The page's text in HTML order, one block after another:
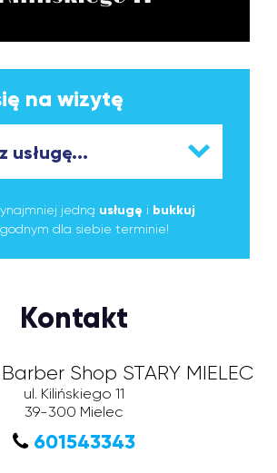
na wizytę
jedną usługę i bukkuj
dla siebie terminie!
Kontakt
Shop STARY MIELEC
ul. Kilińskiego 11
39-300 Mielec
601543343